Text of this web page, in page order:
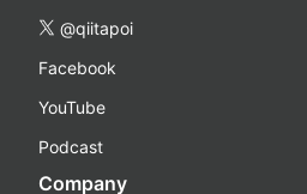
@qiitapoi
Facebook
YouTube
Podcast
Company